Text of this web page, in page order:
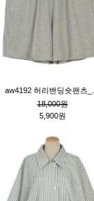
18,000원
5,900원